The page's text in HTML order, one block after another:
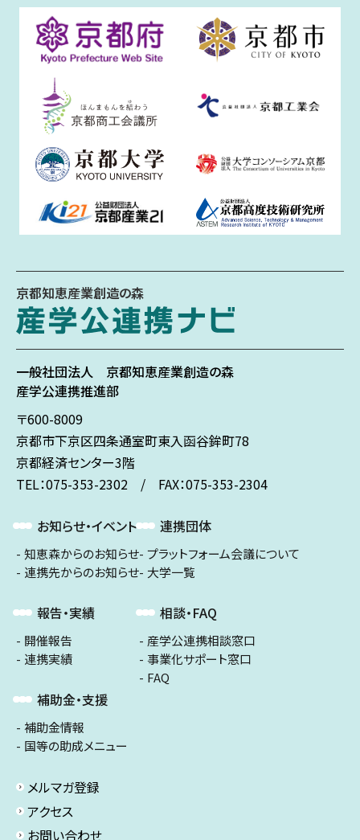
京都知恵産業創造の森
一般社団法人 京都知恵産業創造の森
産学公連携推進部
〒600-8009
京都市下京区四条通室町東入函谷鉾町78
京都経済センター3階
TEL：075-353-2302 / FAX：075-353-2304
お知らせ・イベント
知恵森からのお知らせ
連携先からのお知らせ
報告・実績
開催報告
連携実績
補助金・支援
補助金情報
国等の助成メニュー
連携団体
プラットフォーム会議について
大学一覧
相談・FAQ
産学公連携相談窓口
事業化サポート窓口
FAQ
メルマガ登録
アクセス
お問い合わせ